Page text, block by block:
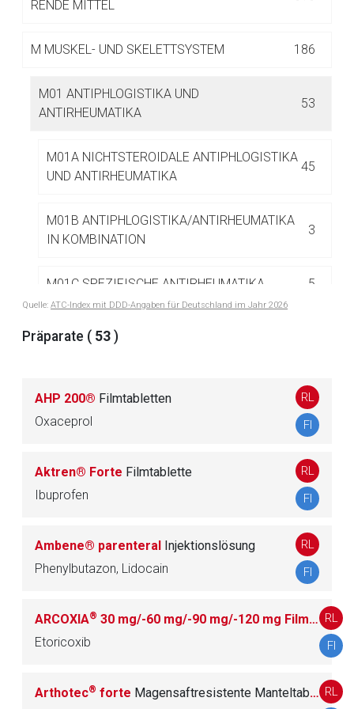
RENDE MITTEL
M MUSKEL- UND SKELETTSYSTEM 186
M01 ANTIPHLOGISTIKA UND
ANTIRHEUMATIKA
53
M01A NICHTSTEROIDALE ANTIPHLOGISTIKA
UND ANTIRHEUMATIKA
45
M01B ANTIPHLOGISTIKA/ANTIRHEUMATIKA
IN KOMBINATION
3
M01C SPEZIFISCHE ANTIRHEUMATIKA 5
M02 TOPISCHE MITTEL GEGEN GELENK- UND
M03 MUSKELRELAXANZIEN 29
M05 MITTEL ZUR BEHANDLUNG VON
26
DES MUSKEL- UND SKELETTSYSTEMS
39
N NERVENSYSTEM
ANTIPARASITÄRE MITTEL, INSEKTIZIDE UND
REPELLENZIEN
25
Quelle: ATC-Index mit DDD-Angaben für Deutschland im Jahr 2026
Präparate ( 53 )
AHP 200® Filmtabletten
Oxaceprol
RL
FI
Aktren® Forte Filmtablette
Ibuprofen
RL
FI
Ambene® parenteral Injektionslösung
Phenylbutazon, Lidocain
RL
FI
ARCOXIA® 30 mg/-60 mg/-90 mg/-120 mg Filmtabletten
Etoricoxib
RL
FI
Arthotec® forte Magensaftresistente Manteltablette
RL
Der von Ihnen aufgerufene Link öffnet eine externe Web-
Betreiber verantwortlich. Ebenso gelten dort ggf. andere
Datenschutzbestimmungen.